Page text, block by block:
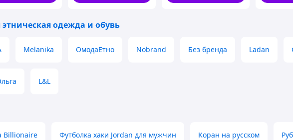
одежда и обувь
Melanika ОмодаЕтно Nobrand Без бренда Ladan
L&L
Billionaire Футболка хаки Jordan для мужчин Коран на русском